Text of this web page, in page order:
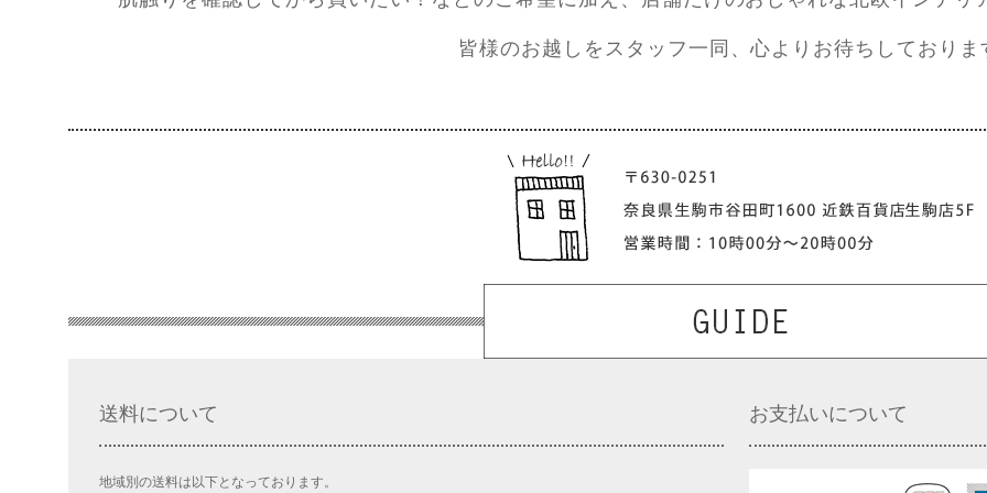
皆様のお越しをスタッフ一同、心よりお待ちしておりま
送料について
地域別の送料は以下となっております。
お支払いについて